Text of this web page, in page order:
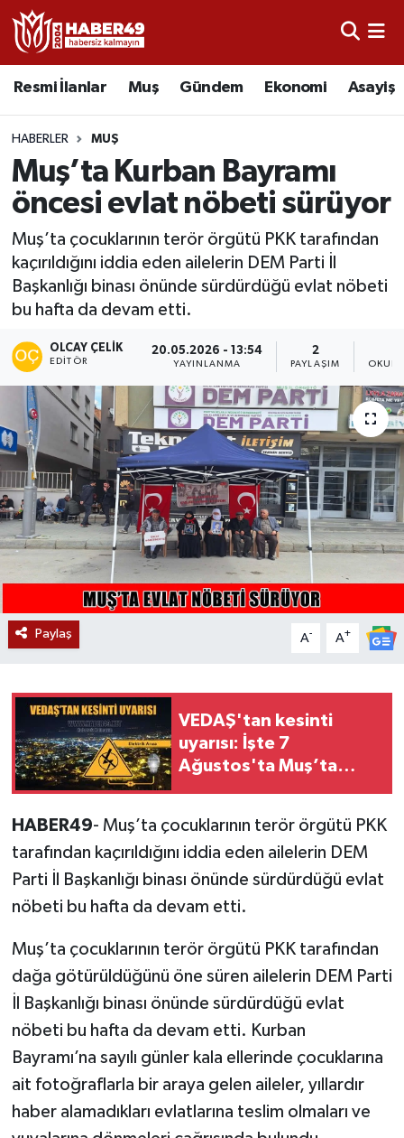
Resmi İlanlar Muş Gündem Ekonomi Asayiş
HABERLER MUŞ
Muş’ta Kurban Bayramı
öncesi evlat nöbeti sürüyor
Muş’ta çocuklarının terör örgütü PKK tarafından
kaçırıldığını iddia eden ailelerin DEM Parti İl
Başkanlığı binası önünde sürdürdüğü evlat nöbeti
bu hafta da devam etti.
OLCAY ÇELIK
EDITÖR
20.05.2026 - 13:54
YAYINLANMA
2
PAYLAŞIM
Paylaş A- A+
VEDAŞ'tan kesinti
uyarısı: İşte 7
Ağustos'ta Muş’ta
HABER49- Muş’ta çocuklarının terör örgütü PKK
tarafından kaçırıldığını iddia eden ailelerin DEM
Parti İl Başkanlığı binası önünde sürdürdüğü evlat
nöbeti bu hafta da devam etti.
Muş’ta çocuklarının terör örgütü PKK tarafından
dağa götürüldüğünü öne süren ailelerin DEM Parti
İl Başkanlığı binası önünde sürdürdüğü evlat
nöbeti bu hafta da devam etti. Kurban
Bayramı’na sayılı günler kala ellerinde çocuklarına
ait fotoğraflarla bir araya gelen aileler, yıllardır
haber alamadıkları evlatlarına teslim olmaları ve
Resmi İlanlar
Asayiş
Bölge
Eğitim
Ekonomi
Sağlık
Gündem
Spor
Siyaset
Teknoloji
Kültür Sanat
Muş
Hasköy
Bulanık
Malazgirt
Uşak Nöbetçi Eczaneler
Uşak Hava Durumu
Uşak Namaz Vakitleri
Uşak Trafik Yoğunluk Haritası
TFF 2.Lig Kırmızı Grup Puan Durumu ve Fikstür
Tüm Manşetler
Son Dakika Haberleri
Haber Arşivi